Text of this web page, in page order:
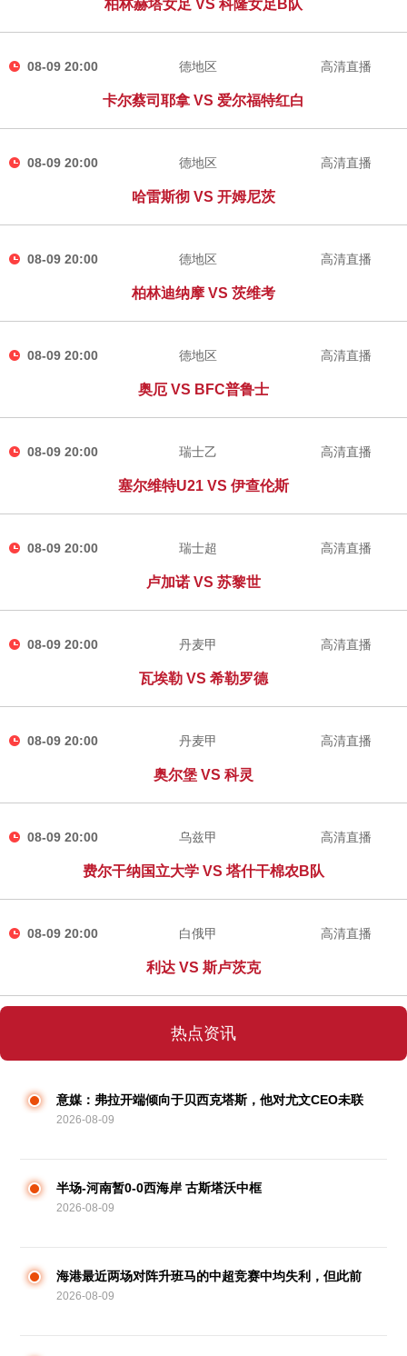
柏林赫塔女足 VS 科隆女足B队
08-09 20:00 德地区
卡尔蔡司耶拿 VS 爱尔福特红白
高清直播
08-09 20:00 德地区
哈雷斯彻 VS 开姆尼茨
高清直播
08-09 20:00 德地区
柏林迪纳摩 VS 茨维考
高清直播
08-09 20:00 德地区
奥厄 VS BFC普鲁士
高清直播
08-09 20:00 瑞士乙
塞尔维特U21 VS 伊查伦斯
高清直播
08-09 20:00 瑞士超
卢加诺 VS 苏黎世
高清直播
08-09 20:00 丹麦甲
瓦埃勒 VS 希勒罗德
高清直播
08-09 20:00 丹麦甲
奥尔堡 VS 科灵
高清直播
08-09 20:00 乌兹甲
费尔干纳国立大学 VS 塔什干棉农B队
高清直播
08-09 20:00 白俄甲
利达 VS 斯卢茨克
高清直播
热点资讯
意媒：弗拉开端倾向于贝西克塔斯，他对尤文CEO未联
络他感到绝望
2026-08-09
半场-河南暂0-0西海岸 古斯塔沃中框
2026-08-09
海港最近两场对阵升班马的中超竞赛中均失利，但此前
曾取过13连胜
2026-08-09